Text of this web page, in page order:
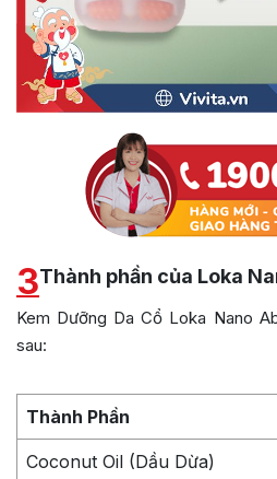
3Thành phần của Loka
Kem Dưỡng Da Cổ Loka Nano
sau:
Thành Phần
Coconut Oil (Dầu Dừa)